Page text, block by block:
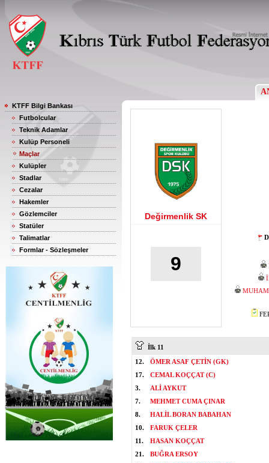
KTFF Bilgi Bankası
Futbolcular
Teknik Adamlar
Kulüp Personeli
Maçlar
Kulüpler
Stadlar
Cezalar
Hakemler
Gözlemciler
Statüler
Talimatlar
Formlar - Sözleşmeler
Değirmenlik SK
9
İlk 11
12.
ÖMER ASAF ÇETİN (GK)
17.
CEMAL KOÇÇAT (C)
3.
ALİ AYKUT
7.
MEHMET CUMA ÇINAR
8.
HALİL BORAN BABAHAN
10.
FARUK ÇELER
11.
HASAN KOÇÇAT
21.
BUĞRA ERSOY